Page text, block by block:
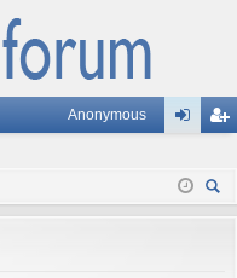
Anonymous
д ис